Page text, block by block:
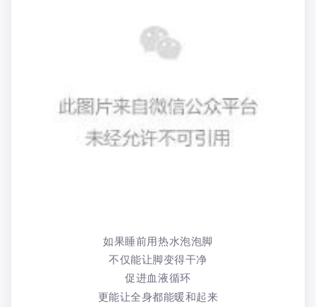
如果睡前用热水泡泡脚
不仅能让脚变得干净
促进血液循环
更能让全身都能暖和起来